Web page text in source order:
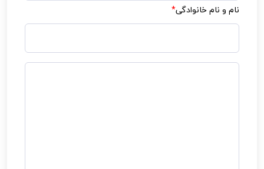
نام و نام خانوادگی*